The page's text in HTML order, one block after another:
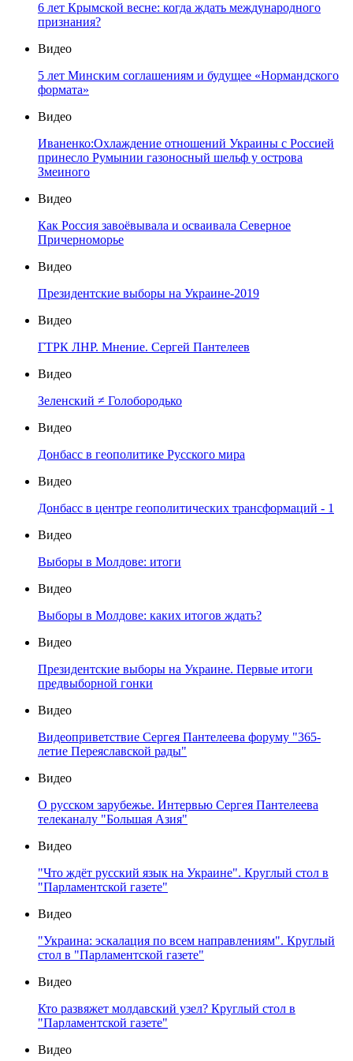
6 лет Крымской весне: когда ждать международного
признания?
Видео
5 лет Минским соглашениям и будущее «Нормандского
формата»
Видео
Иваненко:Охлаждение отношений Украины с Россией
принесло Румынии газоносный шельф у острова
Змеиного
Видео
Как Россия завоёвывала и осваивала Северное
Причерноморье
Видео
Президентские выборы на Украине-2019
Видео
ГТРК ЛНР. Мнение. Сергей Пантелеев
Видео
Зеленский ≠ Голобородько
Видео
Донбасс в геополитике Русского мира
Видео
Донбасс в центре геополитических трансформаций - 1
Видео
Выборы в Молдове: итоги
Видео
Выборы в Молдове: каких итогов ждать?
Видео
Президентские выборы на Украине. Первые итоги
предвыборной гонки
Видео
Видеоприветствие Сергея Пантелеева форуму "365-
летие Переяславской рады"
Видео
О русском зарубежье. Интервью Сергея Пантелеева
телеканалу "Большая Азия"
Видео
"Что ждёт русский язык на Украине". Круглый стол в
"Парламентской газете"
Видео
"Украина: эскалация по всем направлениям". Круглый
стол в "Парламентской газете"
Видео
Кто развяжет молдавский узел? Круглый стол в
"Парламентской газете"
Видео